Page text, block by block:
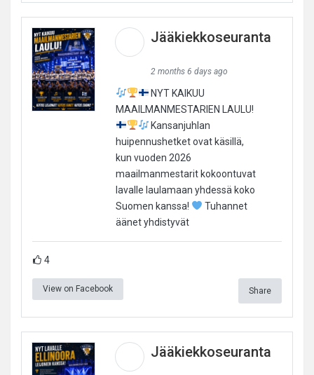
Jääkiekkoseuranta
2 months 6 days ago
NYT KAIKUU
MAAILMANMESTARIEN LAULU!
Kansanjuhlan
huipennushetket ovat käsillä,
kun vuoden 2026
maailmanmestarit kokoontuvat
lavalle laulamaan yhdessä koko
Suomen kanssa!
Tuhannet
äänet yhdistyvät
4
View on Facebook Share
Jääkiekkoseuranta